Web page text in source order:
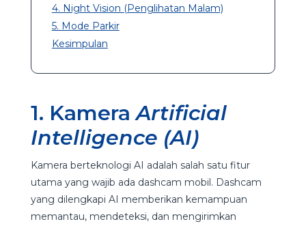
4. Night Vision (Penglihatan Malam)
5. Mode Parkir
Kesimpulan
1. KameraArtificial
Intelligence (AI)
Kamera berteknologi AI adalah salah satu fitur
utama yang wajib ada dashcam mobil. Dashcam
yang dilengkapi AI memberikan kemampuan
memantau, mendeteksi, dan mengirimkan